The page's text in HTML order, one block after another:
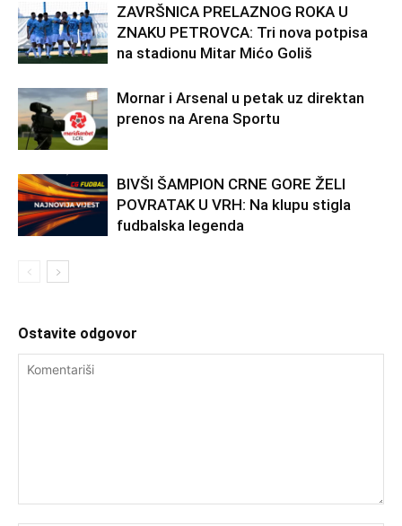
ZAVRŠNICA PRELAZNOG ROKA U
ZNAKU PETROVCA: Tri nova potpisa
na stadionu Mitar Mićo Goliš
Mornar i Arsenal u petak uz direktan
prenos na Arena Sportu
BIVŠI ŠAMPION CRNE GORE ŽELI
POVRATAK U VRH: Na klupu stigla
fudbalska legenda
Ostavite odgovor